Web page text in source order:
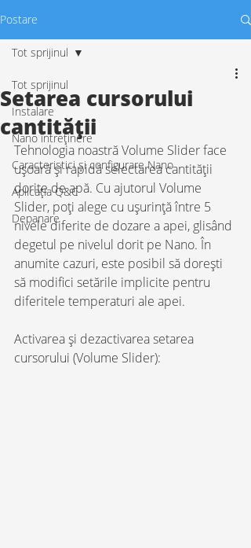
Postare
Tot sprijinul
Instalare
Nano întreținere
Caracteristici și configurare Nano
Aplicația Q&C
Depanare
Tot sprijinul
Setarea cursorului
cantității
Tehnologia noastră Volume Slider face
ușoară și rapidă selectarea cantității
dorite de apă. Cu ajutorul Volume
Slider, poți alege cu ușurință între 5
nivele diferite de dozare a apei, glisând
degetul pe nivelul dorit pe Nano. În
anumite cazuri, este posibil să dorești
să modifici setările implicite pentru
diferitele temperaturi ale apei.
Activarea și dezactivarea setarea
cursorului (Volume Slider):